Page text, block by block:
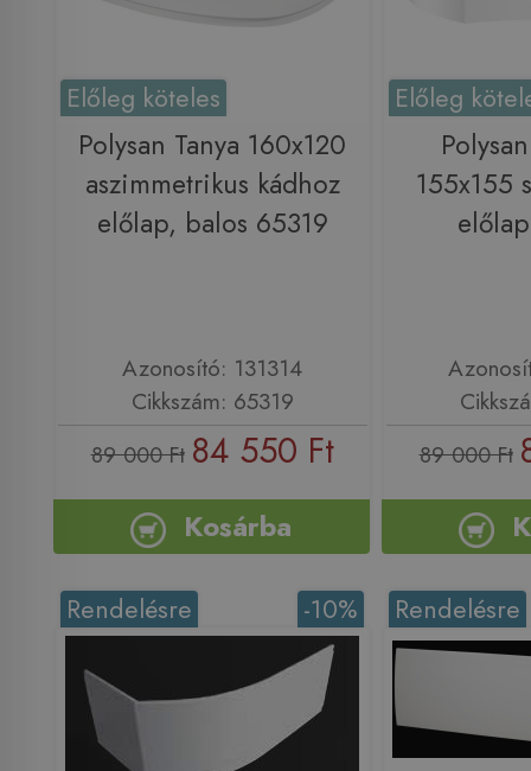
Előleg köteles
Polysan Tanya 160x120
aszimmetrikus kádhoz
előlap, balos 65319
Azonosító: 131314
Cikkszám: 65319
89 000 Ft 84 550 Ft
Kosárba
Előleg
155x155
89 000 Ft
-10%
Rendelésre Rendelésre